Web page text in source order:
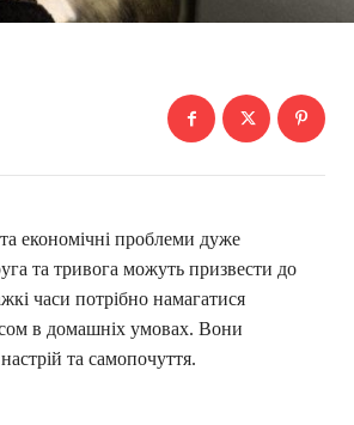
економічні проблеми дуже
та тривога можуть призвести до
часи потрібно намагатися
в домашніх умовах. Вони
та самопочуття.